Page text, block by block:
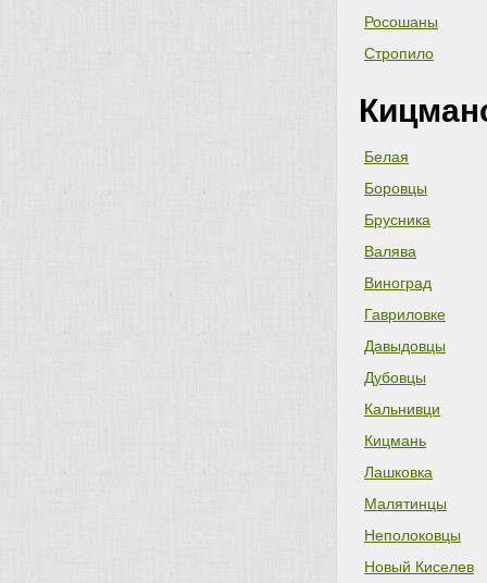
Росошаны
Стропило
Белая
Боровцы
Брусника
Валява
Виноград
Гавриловке
Давыдовцы
Дубовцы
Кальнивци
Кицмань
Лашковка
Малятинцы
Неполоковцы
Новый Киселев